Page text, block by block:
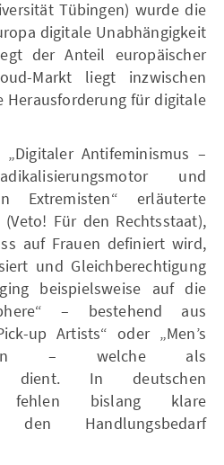
Tübingen) wurde die
digitale Unabhängigkeit
der Anteil europäischer
Markt liegt inzwischen
Herausforderung für digitale
Antifeminismus –
und
Extremisten“ erläuterte
(Veto! Für den Rechtsstaat),
auf Frauen definiert wird,
und Gleichberechtigung
beispielsweise auf die
– bestehend aus
up Artists“ oder „Men’s
– welche als
dient. In deutschen
fehlen bislang klare
Handlungsbedarf